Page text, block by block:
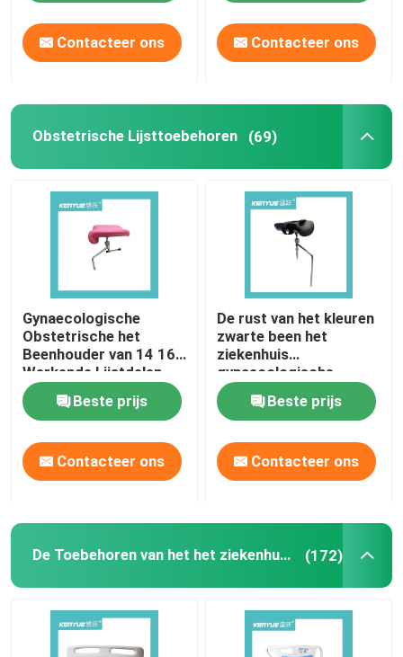
Contacteer ons Contacteer ons
Obstetrische Lijsttoebehoren (69)
Gynaecologische
Obstetrische het
Beenhouder van 14 16
Werkende Lijstdelen
Beste prijs
Contacteer ons
De rust van het kleuren
zwarte been het
ziekenhuis
gynaecologische
speciale geschikt voor
zwangere vrouwen
Beste prijs
Contacteer ons
De Toebehoren van het het ziekenhuisbed (172)